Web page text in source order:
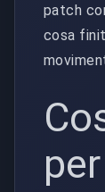
patch
cosa